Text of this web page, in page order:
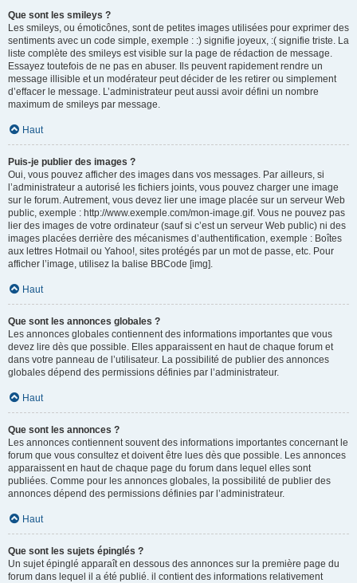
Que sont les smileys ?
Les smileys, ou émoticônes, sont de petites images utilisées pour exprimer des
sentiments avec un code simple, exemple : :) signifie joyeux, :( signifie triste. La
liste complète des smileys est visible sur la page de rédaction de message.
Essayez toutefois de ne pas en abuser. Ils peuvent rapidement rendre un
message illisible et un modérateur peut décider de les retirer ou simplement
d’effacer le message. L’administrateur peut aussi avoir défini un nombre
maximum de smileys par message.
Haut
Puis-je publier des images ?
Oui, vous pouvez afficher des images dans vos messages. Par ailleurs, si
l’administrateur a autorisé les fichiers joints, vous pouvez charger une image
sur le forum. Autrement, vous devez lier une image placée sur un serveur Web
public, exemple : http://www.exemple.com/mon-image.gif. Vous ne pouvez pas
lier des images de votre ordinateur (sauf si c’est un serveur Web public) ni des
images placées derrière des mécanismes d’authentification, exemple : Boîtes
aux lettres Hotmail ou Yahoo!, sites protégés par un mot de passe, etc. Pour
afficher l’image, utilisez la balise BBCode [img].
Haut
Que sont les annonces globales ?
Les annonces globales contiennent des informations importantes que vous
devez lire dès que possible. Elles apparaissent en haut de chaque forum et
dans votre panneau de l’utilisateur. La possibilité de publier des annonces
globales dépend des permissions définies par l’administrateur.
Haut
Que sont les annonces ?
Les annonces contiennent souvent des informations importantes concernant le
forum que vous consultez et doivent être lues dès que possible. Les annonces
apparaissent en haut de chaque page du forum dans lequel elles sont
publiées. Comme pour les annonces globales, la possibilité de publier des
annonces dépend des permissions définies par l’administrateur.
Haut
Que sont les sujets épinglés ?
Un sujet épinglé apparaît en dessous des annonces sur la première page du
forum dans lequel il a été publié. il contient des informations relativement